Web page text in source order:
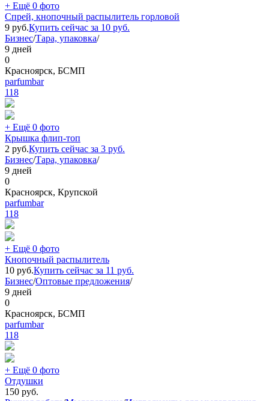
+ Ещё 0 фото
Спрей, кнопочный распылитель горловой
9 руб.Купить сейчас за 10 руб.
Бизнес/Тара, упаковка/
9 дней
0
Красноярск, БСМП
parfumbar
118
+ Ещё 0 фото
Крышка флип-топ
2 руб.Купить сейчас за 3 руб.
Бизнес/Тара, упаковка/
9 дней
0
Красноярск, Крупской
parfumbar
118
+ Ещё 0 фото
Кнопочный распылитель
10 руб.Купить сейчас за 11 руб.
Бизнес/Оптовые предложения/
9 дней
0
Красноярск, БСМП
parfumbar
118
+ Ещё 0 фото
Отдушки
150 руб.